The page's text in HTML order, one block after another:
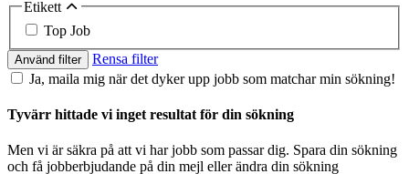
Etikett
Top Job
Använd filter
Rensa filter
Ja, maila mig när det dyker upp jobb som matchar min sökning!
Tyvärr hittade vi inget resultat för din sökning
Men vi är säkra på att vi har jobb som passar dig. Spara din sökning
och få jobberbjudande på din mejl eller ändra din sökning